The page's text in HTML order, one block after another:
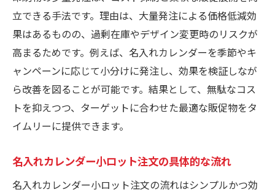
立できる手法です。理由は、大量発注による価格低減効
果はあるものの、過剰在庫やデザイン変更時のリスクが
高まるためです。例えば、名入れカレンダーを季節やキ
ャンペーンに応じて小分けに発注し、効果を検証しなが
ら改善を図ることが可能です。結果として、無駄なコス
トを抑えつつ、ターゲットに合わせた最適な販促物をタ
イムリーに提供できます。
名入れカレンダー小ロット注文の具体的な流れ
名入れカレンダー小ロット注文の流れはシンプルかつ効